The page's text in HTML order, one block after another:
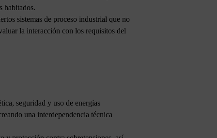
habitados.
sistemas de proceso industrial que no
la interacción con los requisitos del
seguridad y uso de energías
una interdependencia técnica